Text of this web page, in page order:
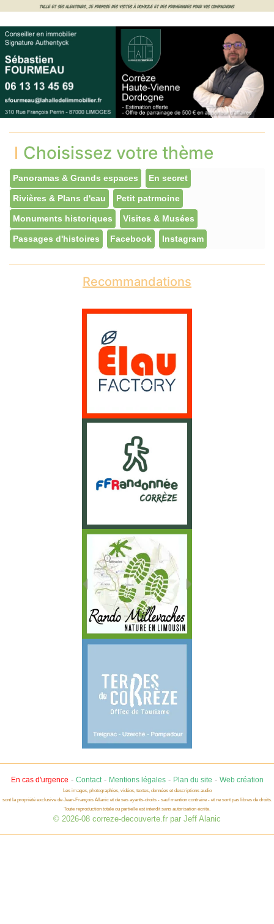
Choisissez votre thème
Panoramas & Grands espaces En secret
Rivières & Plans d'eau Petit patrmoine
Monuments historiques Visites & Musées
Passages d'histoires Facebook Instagram
Recommandations
En cas d'urgence - Contact- Mentions légales- Plan du site - Web création
Les images, photographies, vidéos, textes, données et descriptions audio
sont la propriété exclusive de Jean-François Allanic et de ses ayants-droits - sauf mention contraire - et ne sont pas libres de droits.
Toute reproduction totale ou partielle est interdit sans autorisation écrite.
© 2026-08 correze-decouverte.fr par Jeff Alanic